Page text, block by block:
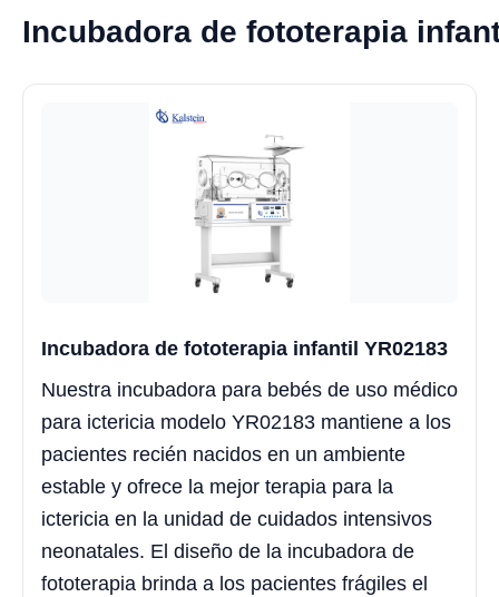
Incubadora de fototerapia
Incubadora de fototerapia infantil YR02183
Nuestra incubadora para bebés de uso médico
para ictericia modelo YR02183 mantiene a los
pacientes recién nacidos en un ambiente
estable y ofrece la mejor terapia para la
ictericia en la unidad de cuidados intensivos
neonatales. El diseño de la incubadora de
fototerapia brinda a los pacientes frágiles el